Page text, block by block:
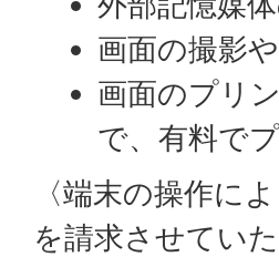
画面の撮影
画面のプリ
で、有料で
〈端末の操作に
を請求させてい